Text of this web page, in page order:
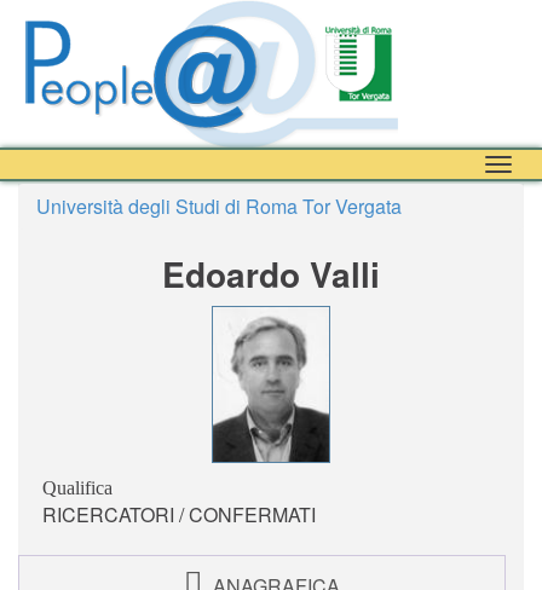
Università degli Studi di Roma Tor Vergata
Edoardo Valli
Qualifica
RICERCATORI / CONFERMATI